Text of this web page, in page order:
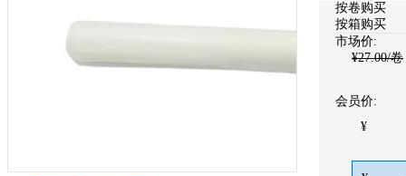
按卷购买
按箱购买
市场价:
¥27.00/卷
会员价:
¥